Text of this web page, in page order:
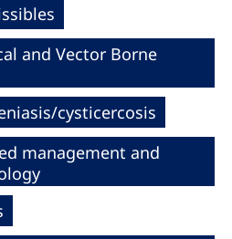
and Vector Borne
cysticercosis
management and